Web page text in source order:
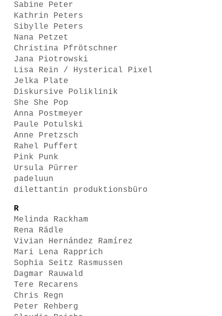
Sabine Peter
Kathrin Peters
Sibylle Peters
Nana Petzet
Christina Pfrötschner
Jana Piotrowski
Lisa Rein / Hysterical Pixel
Jelka Plate
Diskursive Poliklinik
She She Pop
Anna Postmeyer
Paule Potulski
Anne Pretzsch
Rahel Puffert
Pink Punk
Ursula Pürrer
padeluun
dilettantin produktionsbüro
R
Melinda Rackham
Rena Rädle
Vivian Hernández Ramírez
Mari Lena Rapprich
Sophia Seitz Rasmussen
Dagmar Rauwald
Tere Recarens
Chris Regn
Peter Rehberg